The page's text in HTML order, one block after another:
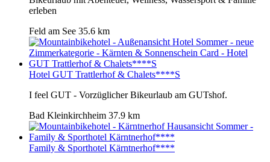
erleben
Feld am See 35.6 km
Hotel GUT Trattlerhof & Chalets****S
I feel GUT - Vorzüglicher Bikeurlaub am GUTshof.
Bad Kleinkirchheim 37.9 km
Family & Sporthotel Kärntnerhof****